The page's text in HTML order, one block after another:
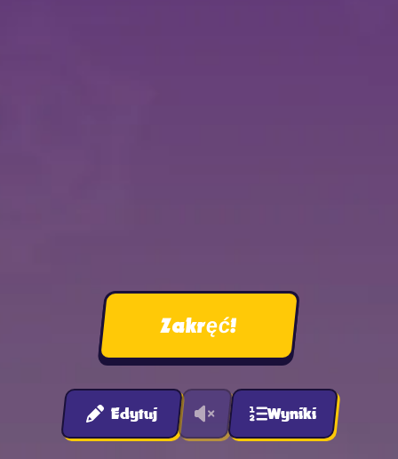
Zakręć!
Edytuj Wyniki